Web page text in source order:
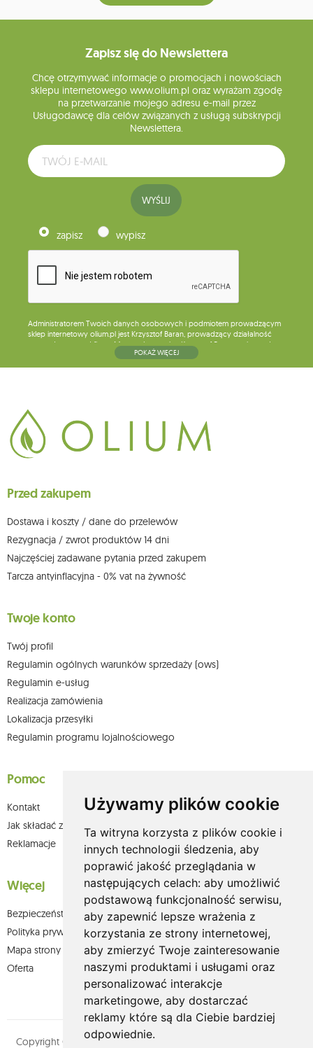
Używamy plików cookie
Ta witryna korzysta z plików cookie i
innych technologii śledzenia, aby
poprawić jakość przeglądania w
następujących celach: aby umożliwić
podstawową funkcjonalność serwisu,
aby zapewnić lepsze wrażenia z
korzystania ze strony internetowej,
aby zmierzyć Twoje zainteresowanie
naszymi produktami i usługami oraz
personalizować interakcje
marketingowe, aby dostarczać
reklamy które są dla Ciebie bardziej
odpowiednie.
Zapisz się do Newslettera
Chcę otrzymywać informacje o promocjach i nowościach
sklepu internetowego www.olium.pl oraz wyrażam zgodę
na przetwarzanie mojego adresu e-mail przez
Usługodawcę dla celów związanych z usługą subskrypcji
Newslettera.
WYŚLIJ
zapisz wypisz
Administratorem Twoich danych osobowych i podmiotem prowadzącym
sklep internetowy olium.pl jest Krzysztof Baran, prowadzący działalność
gospodarczą pod firmą: Mouton Interactive Krzysztof Baran wpisaną do
Centralnej Ewidencji i Informacji o Działalności Gospodarczej, adres
głównego miejsca wykonywania działalności w Siedlcach, ul. Starowiejska
Dane będą przetwarzane w celu wysyłki newslettera i przechowywane do
chwili rezygnacji z subskrypcji.
Przysługuje Ci prawo do żądania dostępu do swoich danych osobowych,
ich sprostowania, usunięcia, ograniczenia przetwarzania, wniesienia
sprzeciwu wobec przetwarzania swoich danych oraz prawo do
którego dokonano na podstawie zgody przed jej cofnięciem. W tym celu
możesz kontaktować się z działem obsługi klienta Mouton Interactive pod
Więcej informacji: www.mouton.pl/ODO
POKAŻ WIĘCEJ
Przed zakupem
Dostawa i koszty / dane do przelewów
Rezygnacja / zwrot produktów 14 dni
Najczęściej zadawane pytania przed zakupem
Tarcza antyinflacyjna - 0% vat na żywność
Twoje konto
Twój profil
Regulamin ogólnych warunków sprzedaży (ows)
Regulamin e-usług
Realizacja zamówienia
Lokalizacja przesyłki
Regulamin programu lojalnościowego
Pomoc
Kontakt
Jak składać zamówienia w sklepie olium.pl?
Reklamacje
Więcej
Bezpieczeństwo płatności
Polityka prywatności
Mapa strony
Oferta
Copyright © olium.pl. Wszystkie prawa zastrzeżone. Designed by